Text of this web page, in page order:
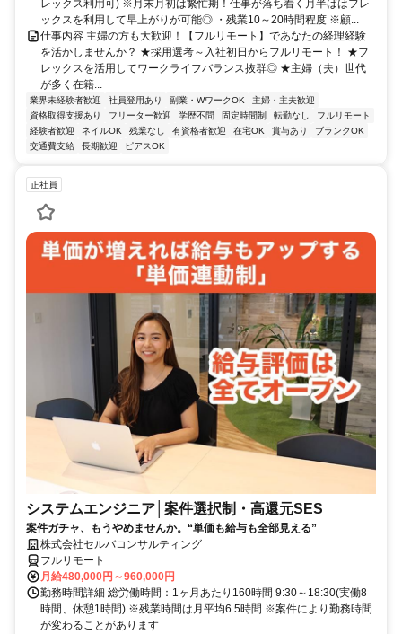
レックス利用可) ※月末月初は繁忙期！仕事が落ち着く月半ばはフレ
ックスを利用して早上がりが可能◎ ・残業10～20時間程度 ※顧...
仕事内容 主婦の方も大歓迎！【フルリモート】であなたの経理経験
を活かしませんか？ ★採用選考～入社初日からフルリモート！ ★フ
レックスを活用してワークライフバランス抜群◎ ★主婦（夫）世代
が多く在籍...
業界未経験者歓迎 社員登用あり 副業・WワークOK
主婦・主夫歓迎
資格取得支援あり
フリーター歓迎 学歴不問 固定時間制 転勤なし
フルリモート
経験者歓迎
ネイルOK 残業なし 有資格者歓迎 在宅OK 賞与あり
ブランクOK
交通費支給
長期歓迎 ピアスOK
正社員
システムエンジニア│案件選択制・高還元SES
案件ガチャ、もうやめませんか。“単価も給与も全部見える”
株式会社セルバコンサルティング
フルリモート
月給480,000円～960,000円
勤務時間詳細 総労働時間：1ヶ月あたり160時間 9:30～18:30(実働8
時間、休憩1時間) ※残業時間は月平均6.5時間 ※案件により勤務時間
が変わることがあります